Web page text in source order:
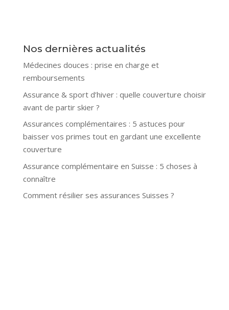
Nos dernières actualités
Médecines douces : prise en charge et
remboursements
Assurance & sport d’hiver : quelle couverture choisir
avant de partir skier ?
Assurances complémentaires : 5 astuces pour
baisser vos primes tout en gardant une excellente
couverture
Assurance complémentaire en Suisse : 5 choses à
connaître
Comment résilier ses assurances Suisses ?